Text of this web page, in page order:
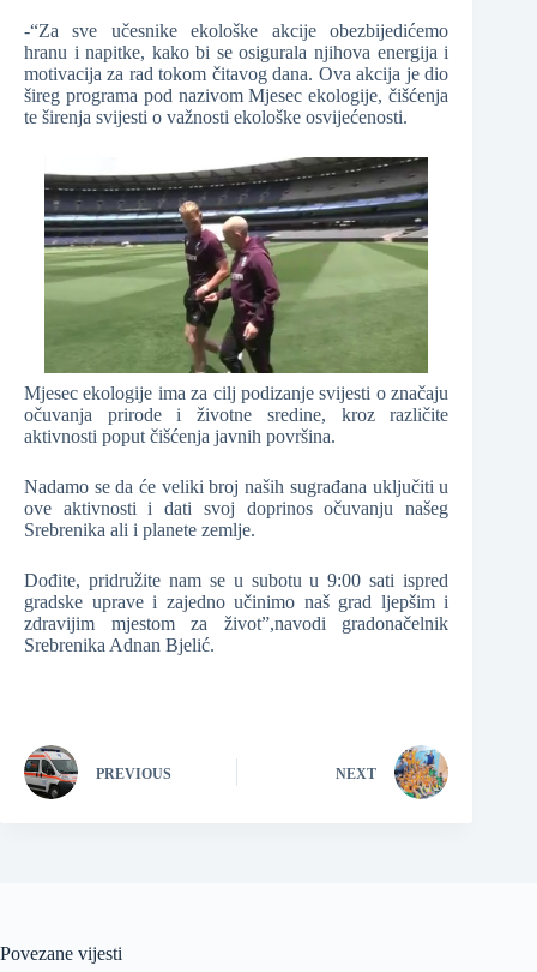
-“Za sve učesnike ekološke akcije obezbijedićemo
hranu i napitke, kako bi se osigurala njihova energija i
motivacija za rad tokom čitavog dana. Ova akcija je dio
šireg programa pod nazivom Mjesec ekologije, čišćenja
te širenja svijesti o važnosti ekološke osvijećenosti.
Mjesec ekologije ima za cilj podizanje svijesti o značaju
očuvanja prirode i životne sredine, kroz različite
aktivnosti poput čišćenja javnih površina.
Nadamo se da će veliki broj naših sugrađana uključiti u
ove aktivnosti i dati svoj doprinos očuvanju našeg
Srebrenika ali i planete zemlje.
Dođite, pridružite nam se u subotu u 9:00 sati ispred
gradske uprave i zajedno učinimo naš grad ljepšim i
zdravijim mjestom za život”,navodi gradonačelnik
Srebrenika Adnan Bjelić.
PREVIOUS NEXT
Povezane vijesti